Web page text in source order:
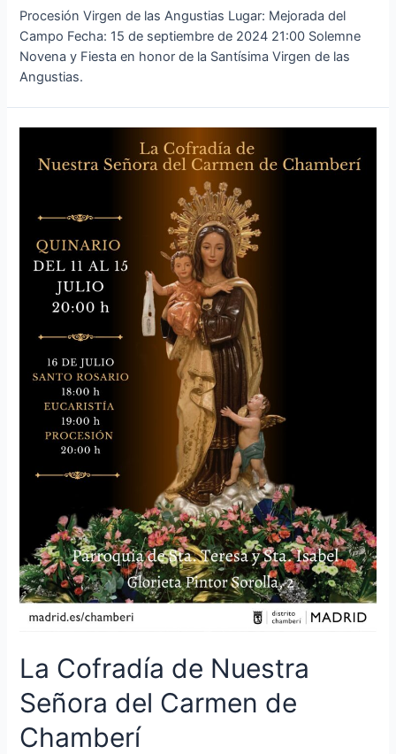
Procesión Virgen de las Angustias Lugar: Mejorada del
Campo Fecha: 15 de septiembre de 2024 21:00 Solemne
Novena y Fiesta en honor de la Santísima Virgen de las
Angustias.
La Cofradía de Nuestra
Señora del Carmen de
Chamberí